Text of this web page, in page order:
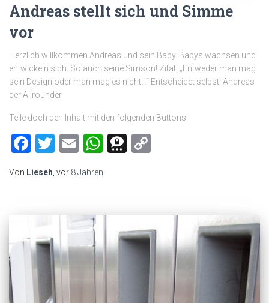
Andreas stellt sich und Simme
vor
Herzlich willkommen Andreas und sein Baby. Babys wachsen und
entwickeln sich. So auch seine Simson! Zitat: „Entweder man mag
sein Design oder man mag es nicht…“ Entscheidet selbst! Andreas
der Allrounder
Teile doch den Inhalt mit den folgenden Buttons:
Facebook
Twitter
EmailWhatsApp
Threema
Von Lieseh , vor 8 Jahren